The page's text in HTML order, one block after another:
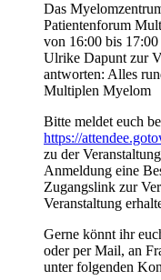
Das
Patientenforum
von 16:00 bis
Ulrike Dapunt zur
antworten: Alles
Multiplen Myelom
Bitte meldet euch
https://
zu der
Anmeldung eine
Zugangslink zur
Veranstaltung
Gerne könnt ihr
oder per Mail, an
unter folgenden